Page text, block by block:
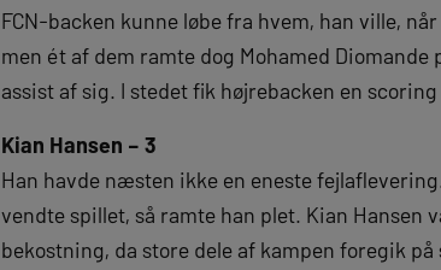
FCN-backen kunne løbe fra hvem, han ville,
men ét af dem ramte dog Mohamed
assist af sig. I stedet fik højrebacken en
Kian Hansen – 3
Han havde næsten ikke en eneste
vendte spillet, så ramte han plet. Kian Hansen
bekostning, da store dele af kampen foregik